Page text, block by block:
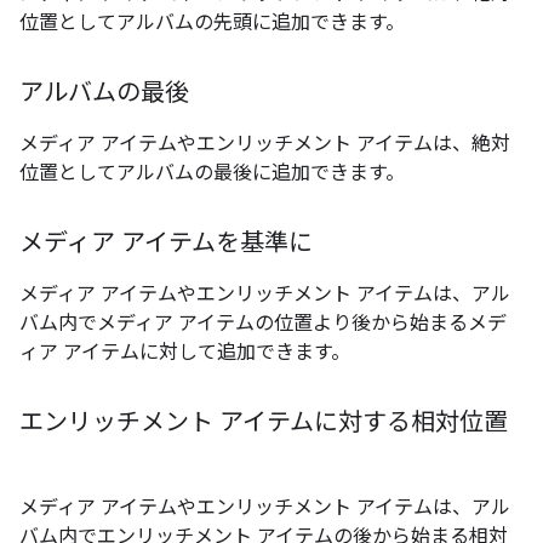
位置としてアルバムの先頭に追加できます。
アルバムの最後
メディア アイテムやエンリッチメント アイテムは、絶対
位置としてアルバムの最後に追加できます。
メディア アイテムを基準に
メディア アイテムやエンリッチメント アイテムは、アル
バム内でメディア アイテムの位置より後から始まるメデ
ィア アイテムに対して追加できます。
エンリッチメント アイテムに対する相対位置
メディア アイテムやエンリッチメント アイテムは、アル
バム内でエンリッチメント アイテムの後から始まる相対